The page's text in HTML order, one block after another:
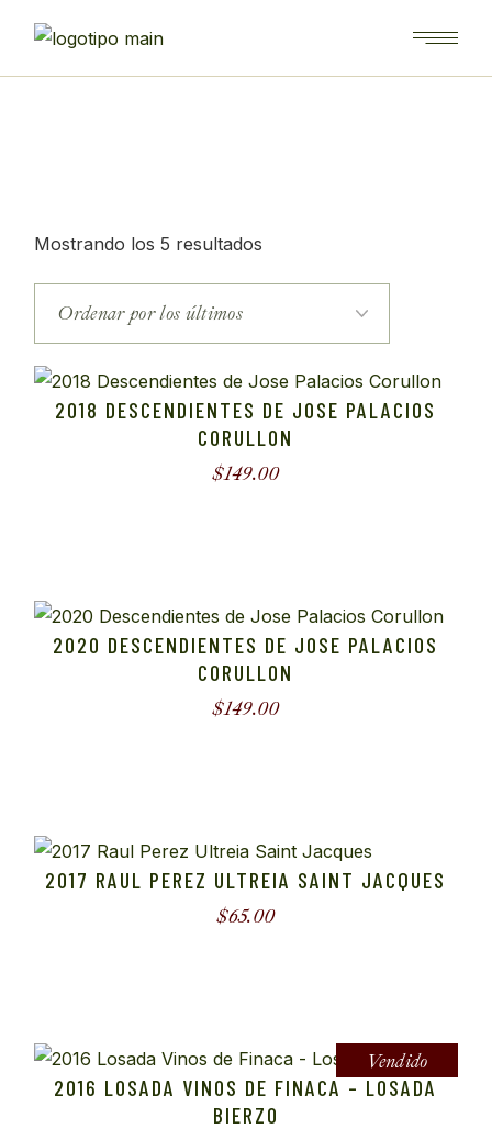
contenido
Mostrando los 5 resultados
últimos
2018 DESCENDIENTES DE JOSE PALACIOS
CORULLON
$149.00
2020 DESCENDIENTES DE JOSE PALACIOS
CORULLON
$149.00
2017 RAUL PEREZ ULTREIA SAINT JACQUES
$65.00
Vendido
2016 LOSADA VINOS DE FINACA – LOSADA
BIERZO